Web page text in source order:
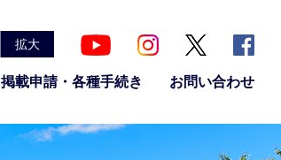
拡大
掲載申請・各種手続き お問い合わせ